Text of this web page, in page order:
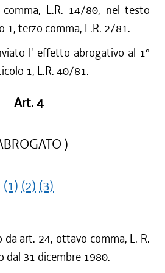
L.R. 14/80, nel testo
terzo comma, L.R. 2/81.
l' effetto abrogativo al 1°
1, L.R. 40/81.
Art. 4
)
(1) (2) (3)
art. 24, ottavo comma, L. R.
31 dicembre 1980.